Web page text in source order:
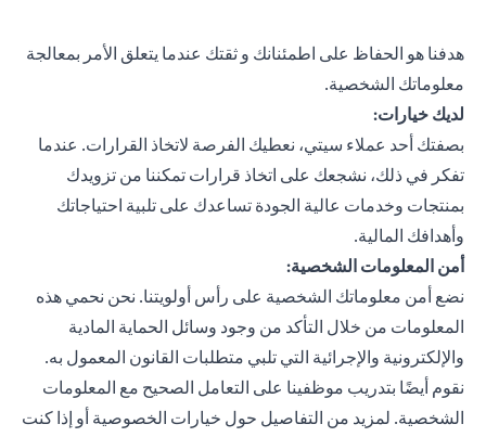
هدفنا هو الحفاظ على اطمئنانك و ثقتك عندما يتعلق الأمر بمعالجة
معلوماتك الشخصية.
لديك خيارات:
بصفتك أحد عملاء سيتي، نعطيك الفرصة لاتخاذ القرارات. عندما
تفكر في ذلك، نشجعك على اتخاذ قرارات تمكننا من تزويدك
بمنتجات وخدمات عالية الجودة تساعدك على تلبية احتياجاتك
وأهدافك المالية.
أمن المعلومات الشخصية:
نضع أمن معلوماتك الشخصية على رأس أولويتنا. نحن نحمي هذه
المعلومات من خلال التأكد من وجود وسائل الحماية المادية
والإلكترونية والإجرائية التي تلبي متطلبات القانون المعمول به.
نقوم أيضًا بتدريب موظفينا على التعامل الصحيح مع المعلومات
الشخصية. لمزيد من التفاصيل حول خيارات الخصوصية أو إذا كنت